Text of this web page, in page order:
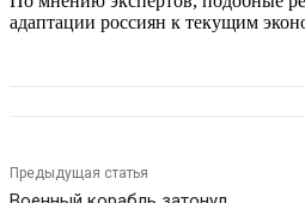
адаптации россиян к текущим
Предыдущая статья